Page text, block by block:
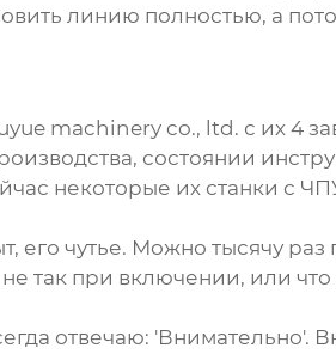
линию полностью, а
machinery co., ltd. с их 4
состоянии
некоторые их станки с
его чутье. Можно тысячу раз
так при включении, или что
отвечаю: 'Внимательно'.